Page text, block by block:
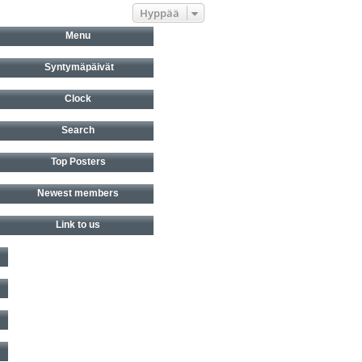
Hyppää
Menu
Syntymäpäivät
Clock
Search
Top Posters
Newest members
Link to us